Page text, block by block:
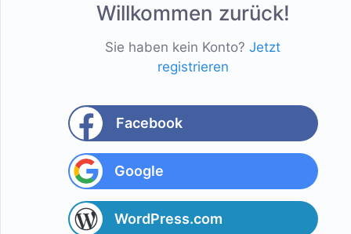
Willkommen zurück!
Sie haben kein Konto?Jetzt
registrieren
Facebook
Google
WordPress.com